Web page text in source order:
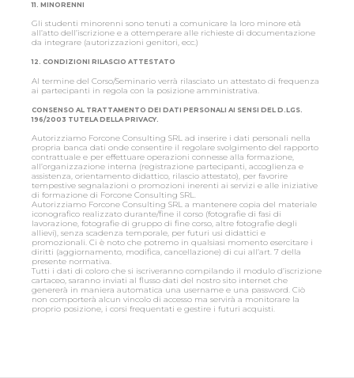
11. MINORENNI
Gli studenti minorenni sono tenuti a comunicare la loro minore età
all’atto dell’iscrizione e a ottemperare alle richieste di documentazione
da integrare (autorizzazioni genitori, ecc.)
12. CONDIZIONI RILASCIO ATTESTATO
Al termine del Corso/Seminario verrà rilasciato un attestato di frequenza
ai partecipanti in regola con la posizione amministrativa.
CONSENSO AL TRATTAMENTO DEI DATI PERSONALI AI SENSI DEL D.LGS.
196/2003 TUTELA DELLA PRIVACY.
Autorizziamo Forcone Consulting SRL ad inserire i dati personali nella
propria banca dati onde consentire il regolare svolgimento del rapporto
contrattuale e per effettuare operazioni connesse alla formazione,
all’organizzazione interna (registrazione partecipanti, accoglienza e
assistenza, orientamento didattico, rilascio attestato), per favorire
tempestive segnalazioni o promozioni inerenti ai servizi e alle iniziative
di formazione di Forcone Consulting SRL.
Autorizziamo Forcone Consulting SRL a mantenere copia del materiale
iconografico realizzato durante/fine il corso (fotografie di fasi di
lavorazione, fotografie di gruppo di fine corso, altre fotografie degli
allievi), senza scadenza temporale, per futuri usi didattici e
promozionali. Ci è noto che potremo in qualsiasi momento esercitare i
diritti (aggiornamento, modifica, cancellazione) di cui all’art. 7 della
presente normativa.
Tutti i dati di coloro che si iscriveranno compilando il modulo d’iscrizione
cartaceo, saranno inviati al flusso dati del nostro sito internet che
genererà in maniera automatica una username e una password. Ciò
non comporterà alcun vincolo di accesso ma servirà a monitorare la
proprio posizione, i corsi frequentati e gestire i futuri acquisti.